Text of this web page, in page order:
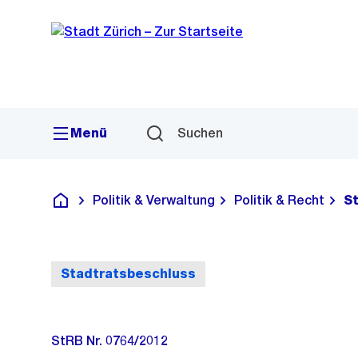
Navigation
Sprunglink
Menü Suchen
Deutsch
Politik & Verwaltung Politik & Recht
Stadtratsbeschluss
StRB Nr. 0764/2012